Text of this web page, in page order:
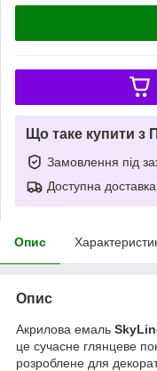
Що таке купити з
Замовлення під
Доступна доставка
Опис
Опис
Акрилова емаль
це сучасне глянцеве
розроблене для